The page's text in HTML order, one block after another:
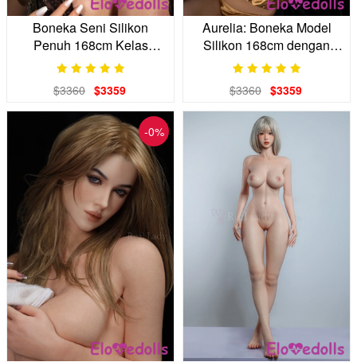
Boneka Seni Silikon
Penuh 168cm Kelas
Investasi: Pendamping
dengan Tangan
$3360 $3359
Aurelia: Boneka Model
Silikon 168cm dengan
Payudara Jelly dan Sendi
$3360 $3359
-0%